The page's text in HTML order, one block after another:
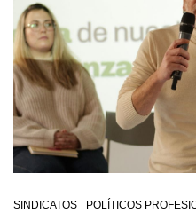
SINDICATOS POLÍTICOS